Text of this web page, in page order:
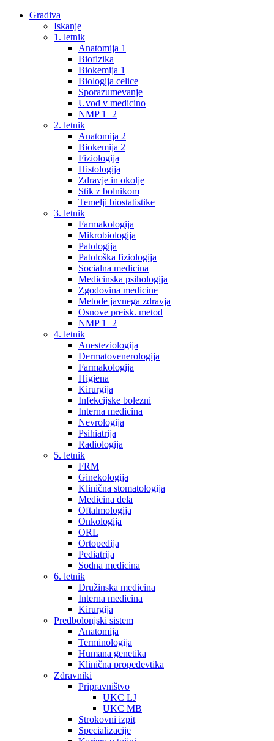
Gradiva
Iskanje
1. letnik
Anatomija 1
Biofizika
Biokemija 1
Biologija celice
Sporazumevanje
Uvod v medicino
NMP 1+2
2. letnik
Anatomija 2
Biokemija 2
Fiziologija
Histologija
Zdravje in okolje
Stik z bolnikom
Temelji biostatistike
3. letnik
Farmakologija
Mikrobiologija
Patologija
Patološka fiziologija
Socialna medicina
Medicinska psihologija
Zgodovina medicine
Metode javnega zdravja
Osnove preisk. metod
NMP 1+2
4. letnik
Anesteziologija
Dermatovenerologija
Farmakologija
Higiena
Kirurgija
Infekcijske bolezni
Interna medicina
Nevrologija
Psihiatrija
Radiologija
5. letnik
FRM
Ginekologija
Klinična stomatologija
Medicina dela
Oftalmologija
Onkologija
ORL
Ortopedija
Pediatrija
Sodna medicina
6. letnik
Družinska medicina
Interna medicina
Kirurgija
Predbolonjski sistem
Anatomija
Terminologija
Humana genetika
Klinična propedevtika
Zdravniki
Pripravništvo
UKC LJ
UKC MB
Strokovni izpit
Specializacije